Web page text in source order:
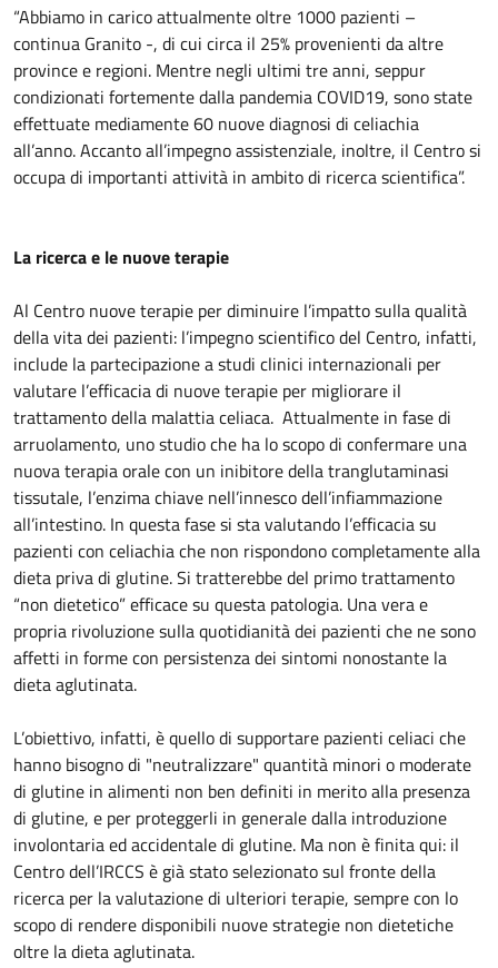
“Abbiamo in carico attualmente oltre 1000 pazienti –
continua Granito -, di cui circa il 25% provenienti da altre
province e regioni. Mentre negli ultimi tre anni, seppur
condizionati fortemente dalla pandemia COVID19, sono state
effettuate mediamente 60 nuove diagnosi di celiachia
all’anno. Accanto all’impegno assistenziale, inoltre, il Centro si
occupa di importanti attività in ambito di ricerca scientifica”.
La ricerca e le nuove terapie
Al Centro nuove terapie per diminuire l’impatto sulla qualità
della vita dei pazienti: l’impegno scientifico del Centro, infatti,
include la partecipazione a studi clinici internazionali per
valutare l’efficacia di nuove terapie per migliorare il
trattamento della malattia celiaca. Attualmente in fase di
arruolamento, uno studio che ha lo scopo di confermare una
nuova terapia orale con un inibitore della tranglutaminasi
tissutale, l’enzima chiave nell’innesco dell’infiammazione
all’intestino. In questa fase si sta valutando l’efficacia su
pazienti con celiachia che non rispondono completamente alla
dieta priva di glutine. Si tratterebbe del primo trattamento
“non dietetico” efficace su questa patologia. Una vera e
propria rivoluzione sulla quotidianità dei pazienti che ne sono
affetti in forme con persistenza dei sintomi nonostante la
dieta aglutinata.
L’obiettivo, infatti, è quello di supportare pazienti celiaci che
hanno bisogno di "neutralizzare" quantità minori o moderate
di glutine in alimenti non ben definiti in merito alla presenza
di glutine, e per proteggerli in generale dalla introduzione
involontaria ed accidentale di glutine. Ma non è finita qui: il
Centro dell’IRCCS è già stato selezionato sul fronte della
ricerca per la valutazione di ulteriori terapie, sempre con lo
scopo di rendere disponibili nuove strategie non dietetiche
oltre la dieta aglutinata.